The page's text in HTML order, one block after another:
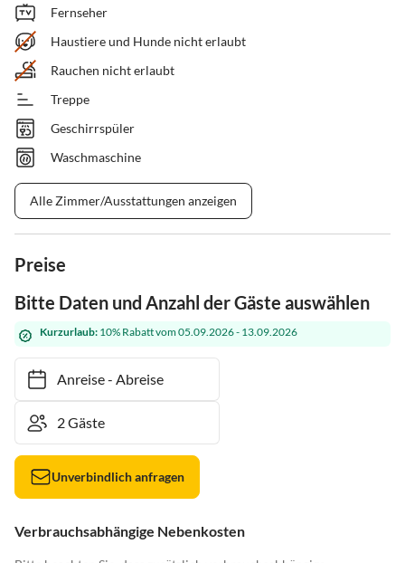
Fernseher
Haustiere und Hunde nicht erlaubt
Rauchen nicht erlaubt
Treppe
Geschirrspüler
Waschmaschine
Alle Zimmer/Ausstattungen anzeigen
Preise
Bitte Daten und Anzahl der Gäste auswählen
Kurzurlaub: 10% Rabatt vom 05.09.2026 - 13.09.2026
Anreise- Abreise
Unverbindlich anfragen
Verbrauchsabhängige Nebenkosten